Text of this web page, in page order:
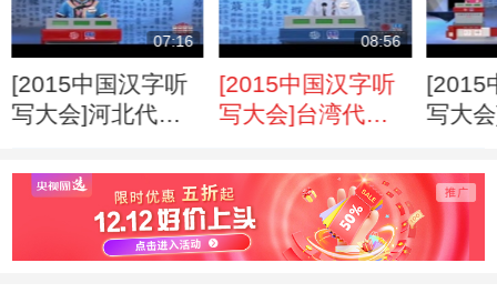
07:16
[2015中国汉字听
写大会]河北代表
写错误 广西代表
队罗懿筠胜出
08:56
[2015中国汉字听
写大会]台湾代表
写错误 河北代表
队李华健胜出
[2015
写大
写错
队朱